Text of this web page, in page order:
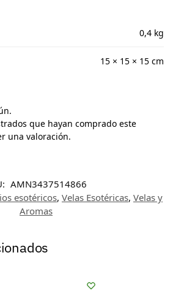
0,4 kg
15 × 15 × 15 cm
que hayan comprado este
una valoración.
AMN3437514866
esotéricos, Velas Esotéricas, Velas y
Aromas